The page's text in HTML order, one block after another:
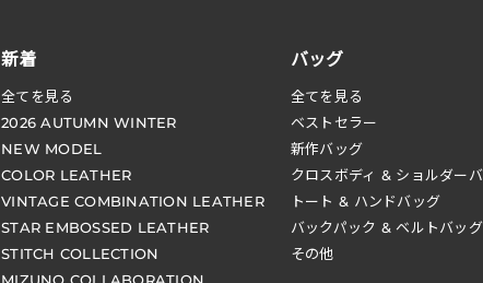
新着
全てを見る
2026 AUTUMN WINTER
NEW MODEL
COLOR LEATHER
VINTAGE COMBINATION LEATHER
STAR EMBOSSED LEATHER
STITCH COLLECTION
MIZUNO COLLABORATION
バッグ
全てを見る
ベストセラー
新作バッグ
クロスボディ & ショルダー
トート & ハンドバッグ
バックパック & ベルトバッグ
その他